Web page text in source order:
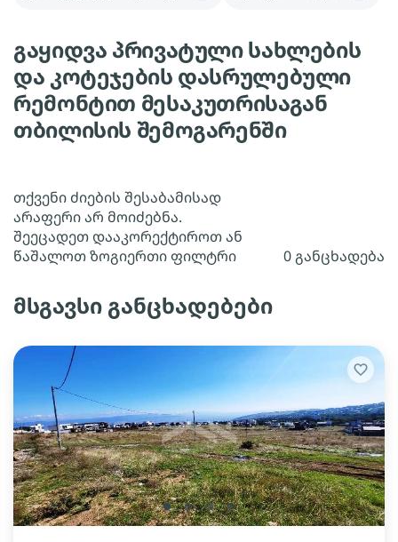
გაყიდვა პრივატული სახლების
და კოტეჯების დასრულებული
რემონტით მესაკუთრისაგან
თბილისის შემოგარენში
თქვენი ძიების შესაბამისად
არაფერი არ მოიძებნა.
შეეცადეთ დააკორექტიროთ ან
წაშალოთ ზოგიერთი ფილტრი
0 განცხადება
მსგავსი განცხადებები
lens lens lens lens